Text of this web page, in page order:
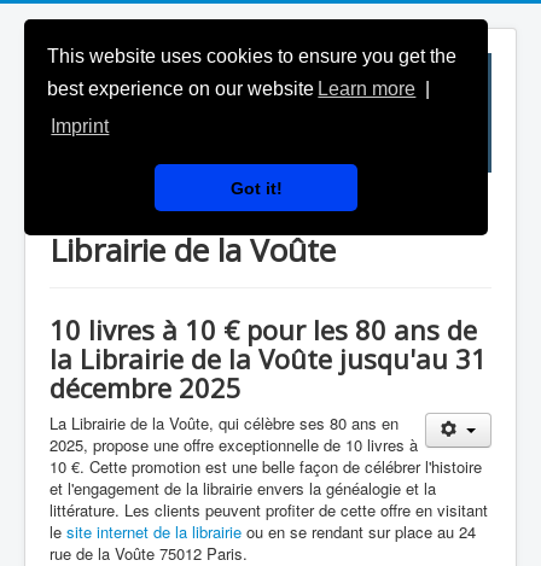
This website uses cookies to ensure you get the
best experience on our website Learn more
Imprint
Got it!
Généalogie Magazine & la
Librairie de la Voûte
10 livres à 10 € pour les 80 ans de
la Librairie de la Voûte jusqu'au 31
décembre 2025
La Librairie de la Voûte, qui célèbre ses 80 ans en
2025, propose une offre exceptionnelle de 10 livres à
10 €. Cette promotion est une belle façon de célébrer l'histoire
et l'engagement de la librairie envers la généalogie et la
littérature. Les clients peuvent profiter de cette offre en visitant
le site internet de la librairie ou en se rendant sur place au 24
rue de la Voûte 75012 Paris.